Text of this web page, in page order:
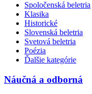
Spoločenská beletria
Klasika
Historické
Slovenská beletria
Svetová beletria
Poézia
Ďalšie kategórie
Náučná a odborná